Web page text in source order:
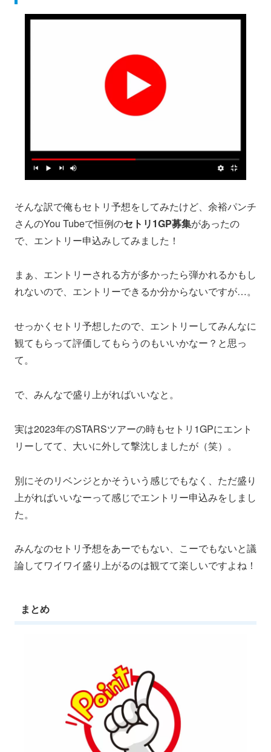
そんな訳で俺もセトリ予想をしてみたけど、余裕パンチ
さんのYou Tubeで恒例のセトリ1GP募集があったの
で、エントリー申込みしてみました！
まぁ、エントリーされる方が多かったら弾かれるかもし
れないので、エントリーできるか分からないですが…。
せっかくセトリ予想したので、エントリーしてみんなに
観てもらって評価してもらうのもいいかなー？と思っ
て。
で、みんなで盛り上がればいいなと。
実は2023年のSTARSツアーの時もセトリ1GPにエント
リーしてて、大いに外して撃沈しましたが（笑）。
別にそのリベンジとかそういう感じでもなく、ただ盛り
上がればいいなーって感じでエントリー申込みをしまし
た。
みんなのセトリ予想をあーでもない、こーでもないと議
論してワイワイ盛り上がるのは観てて楽しいですよね！
まとめ